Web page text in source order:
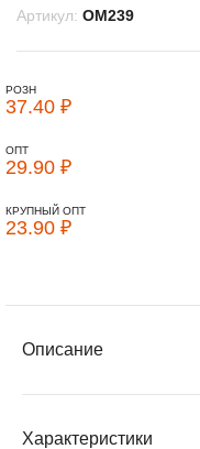
Артикул: OM239
РОЗН
37.40 ₽
ОПТ
29.90 ₽
КРУПНЫЙ ОПТ
23.90 ₽
Описание
Характеристики